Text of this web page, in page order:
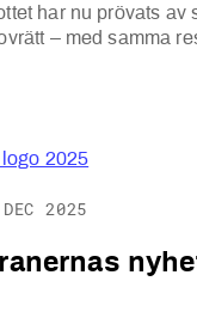
har nu prövats av
– med samma
2025